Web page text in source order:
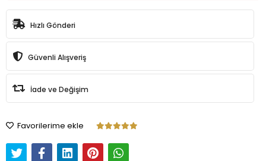
Hızlı Gönderi
Güvenli Alışveriş
İade ve Değişim
Favorilerime ekle